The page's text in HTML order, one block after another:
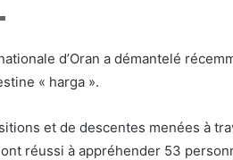
d’Oran a démantelé
« harga ».
et de descentes menées à
réussi à appréhender 53